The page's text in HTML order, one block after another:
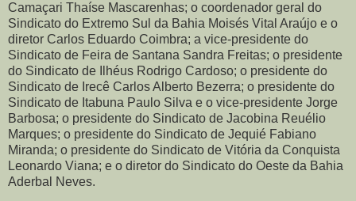
Camaçari Thaíse Mascarenhas; o coordenador geral do
Sindicato do Extremo Sul da Bahia Moisés Vital Araújo e o
diretor Carlos Eduardo Coimbra; a vice-presidente do
Sindicato de Feira de Santana Sandra Freitas; o presidente
do Sindicato de Ilhéus Rodrigo Cardoso; o presidente do
Sindicato de Irecê Carlos Alberto Bezerra; o presidente do
Sindicato de Itabuna Paulo Silva e o vice-presidente Jorge
Barbosa; o presidente do Sindicato de Jacobina Reuélio
Marques; o presidente do Sindicato de Jequié Fabiano
Miranda; o presidente do Sindicato de Vitória da Conquista
Leonardo Viana; e o diretor do Sindicato do Oeste da Bahia
Aderbal Neves.